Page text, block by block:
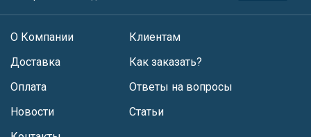
О Компании
Доставка
Оплата
Новости
Клиентам
Как заказать?
Ответы на вопросы
Статьи